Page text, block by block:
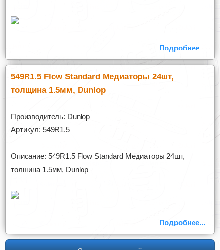
Подробнее...
549R1.5 Flow Standard Медиаторы 24шт,
толщина 1.5мм, Dunlop
Производитель: Dunlop
Артикул: 549R1.5
Описание: 549R1.5 Flow Standard Медиаторы 24шт,
толщина 1.5мм, Dunlop
Подробнее...